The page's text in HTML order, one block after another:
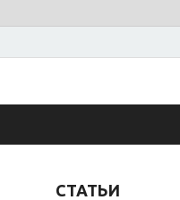
СТАТЬИ